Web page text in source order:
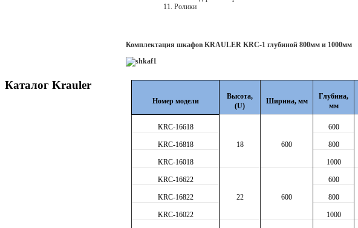
Каталог Krauler
Ролики
Комплектация шкафов KRAULER KRC-1 глубиной 800мм и 1000мм
Номер модели
Высота,
(U)
Ширина, мм
Глубина,
мм
KRC-16618
18 600
600
KRC-16818 800
KRC-16018 1000
KRC-16622
22 600
600
KRC-16822 800
KRC-16022 1000